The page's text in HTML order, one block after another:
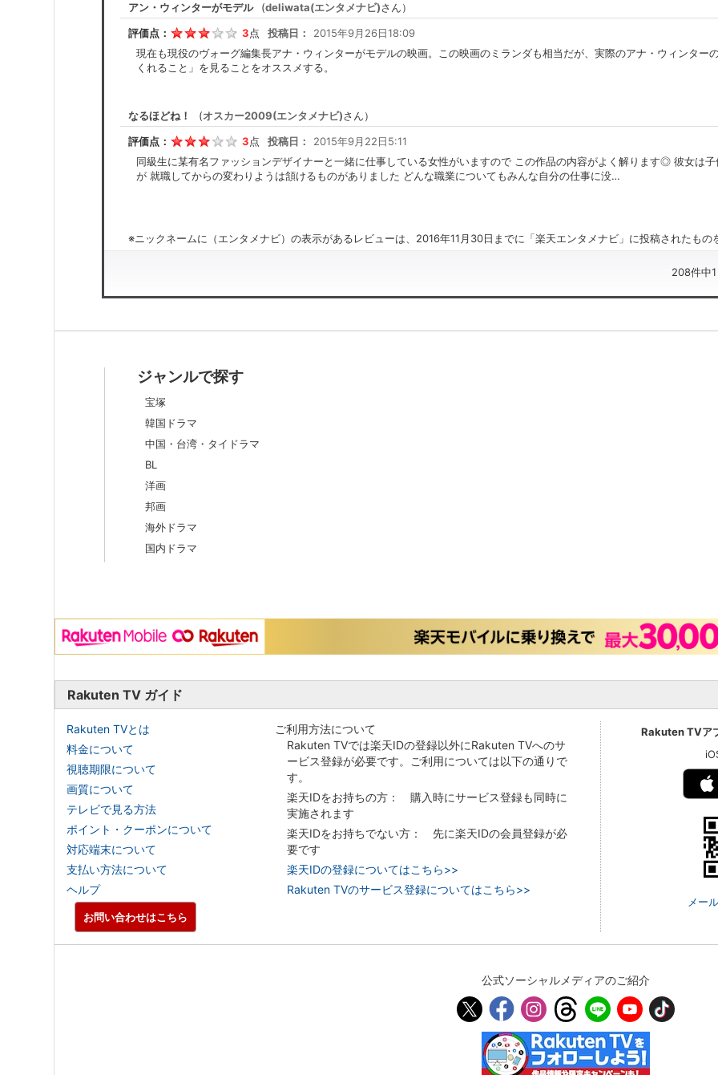
アン・ウィンターがモデル (deliwata(エンタメナビ)さん）
評価点：
3点 投稿日：
2015年9月26日18:09
現在も現役のヴォーグ編集長アナ・ウィンターがモデルの映画。この映画のミランダも相当だが、実際のアナ・ウィンター
くれること」を見ることをオススメする。
なるほどね！ (オスカー2009(エンタメナビ)さん）
評価点：
3点 投稿日：
2015年9月22日5:11
同級生に某有名ファッションデザイナーと一緒に仕事している女性がいますので この作品の内容がよく解ります◎ 彼女は
が 就職してからの変わりようは頷けるものがありました どんな職業についてもみんな自分の仕事に没…
※ニックネームに（エンタメナビ）の表示があるレビューは、2016年11月30日までに「楽天エンタメナビ」に投稿されたもの
208件中
ジャンルで探す
宝塚
韓国ドラマ
中国・台湾・タイドラマ
BL
洋画
邦画
海外ドラマ
国内ドラマ
Rakuten TV ガイド
Rakuten TVとは
料金について
視聴期限について
画質について
テレビで見る方法
ポイント・クーポンについて
対応端末について
支払い方法について
ヘルプ
ご利用方法について
Rakuten TVでは楽天IDの登録以外にRakuten TVへのサ
ービス登録が必要です。ご利用については以下の通りで
す。
楽天IDをお持ちの方： 購入時にサービス登録も同時に
実施されます
楽天IDをお持ちでない方： 先に楽天IDの会員登録が必
要です
楽天IDの登録についてはこちら>>
Rakuten TVのサービス登録についてはこちら>>
Rakuten TVア
メー
お問い合わせはこちら
公式ソーシャルメディアのご紹介